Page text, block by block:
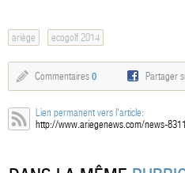
ariège ecogolf 2014
Commentaires 0 Partager
Lien permanent vers l'article:
http://www.ariegenews.com/news-